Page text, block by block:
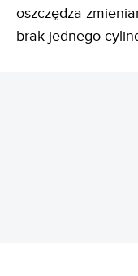
oszczędza
brak jednego